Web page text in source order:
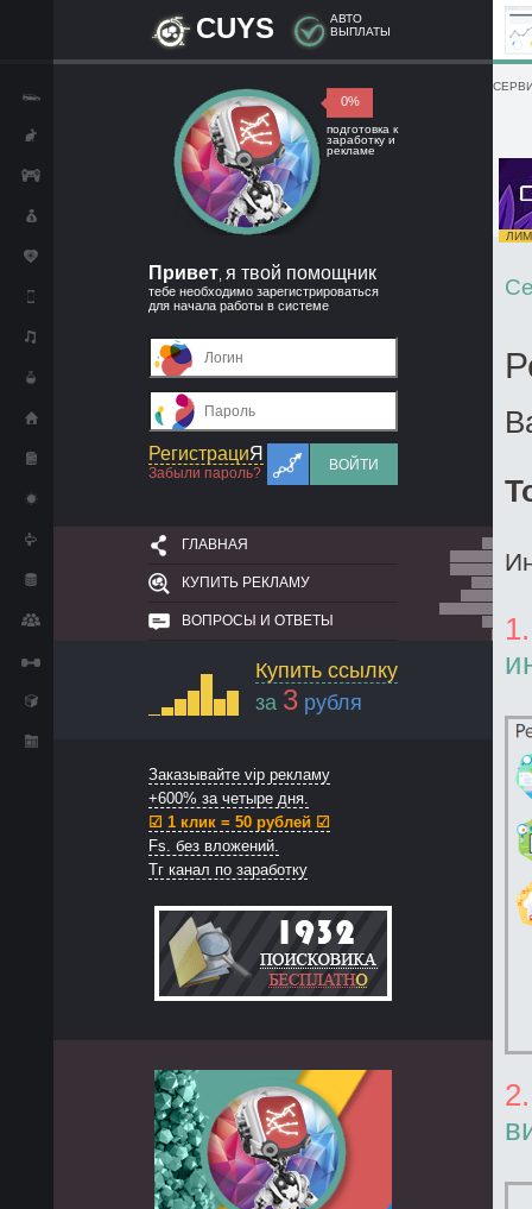
CUYS
АВТО
ВЫПЛАТЫ
0%
подготовка к
заработку и
рекламе
Привет я твой помощник
тебе необходимо зарегистрироваться
для начала работы в системе
РегистрациЯ
Забыли пароль?
ВОЙТИ
ГЛАВНАЯ
КУПИТЬ РЕКЛАМУ
ВОПРОСЫ И ОТВЕТЫ
Купить ссылку
за 3 рубля
Заказывайте vip рекламу
+600% за четыре дня.
☑ 1 клик = 50 рублей ☑
Fs. без вложений.
Тг канал по заработку